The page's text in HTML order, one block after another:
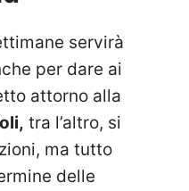
servirà
per dare ai
attorno alla
tra l’altro, si
ma tutto
delle